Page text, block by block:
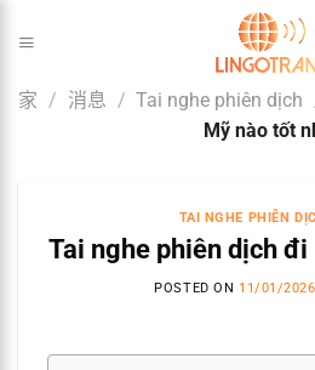
家 / 消息 / Tai nghe phiên dịch
Mỹ nào tốt
TAI NGHE PHIÊN
Tai nghe phiên dịch
POSTED ON 11/01/2026